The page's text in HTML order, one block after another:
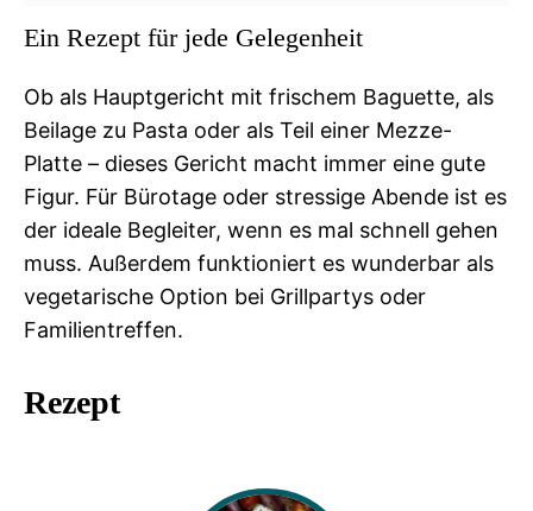
Ein Rezept für jede Gelegenheit
Ob als Hauptgericht mit frischem Baguette, als
Beilage zu Pasta oder als Teil einer Mezze-
Platte – dieses Gericht macht immer eine gute
Figur. Für Bürotage oder stressige Abende ist es
der ideale Begleiter, wenn es mal schnell gehen
muss. Außerdem funktioniert es wunderbar als
vegetarische Option bei Grillpartys oder
Familientreffen.
Rezept